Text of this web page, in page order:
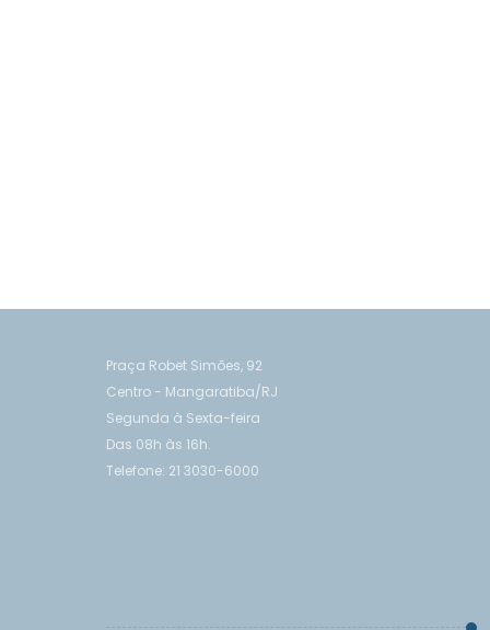
Praça Robet Simões, 92
Centro - Mangaratiba/RJ
Segunda à Sexta-feira
Das 08h às 16h.
Telefone: 21 3030-6000